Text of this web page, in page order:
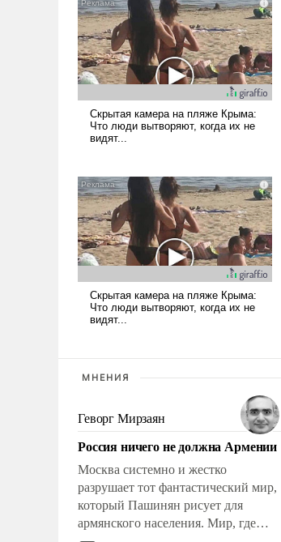
МНЕНИЯ
Геворг Мирзаян
Россия ничего не должна Армении
Москва системно и жестко
разрушает тот фантастический мир,
который Пашинян рисует для
армянского населения. Мир, где